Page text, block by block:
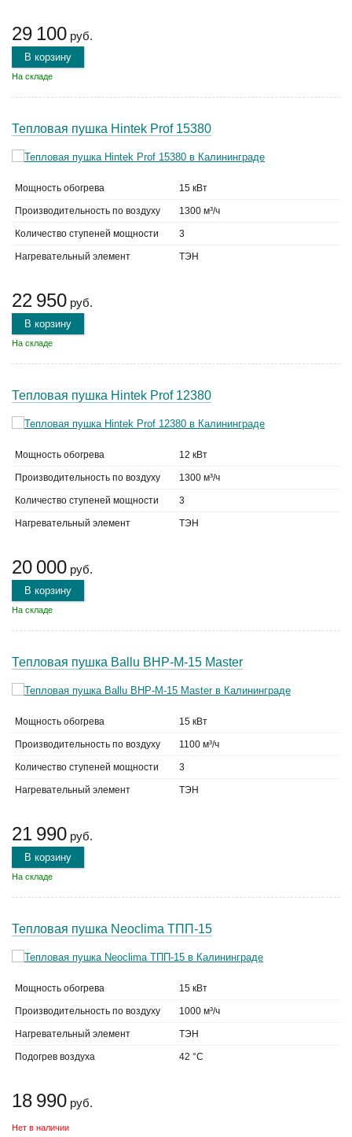
29 100 руб.
В корзину
На складе
Тепловая пушка Hintek Prof 15380
Мощность обогрева 15 кВт
Производительность по воздуху 1300 м³/ч
Количество ступеней мощности 3
Нагревательный элемент ТЭН
22 950 руб.
В корзину
На складе
Тепловая пушка Hintek Prof 12380
Мощность обогрева 12 кВт
Производительность по воздуху 1300 м³/ч
Количество ступеней мощности 3
Нагревательный элемент ТЭН
20 000 руб.
В корзину
На складе
Тепловая пушка Ballu BHP-M-15 Master
Мощность обогрева 15 кВт
Производительность по воздуху 1100 м³/ч
Количество ступеней мощности 3
Нагревательный элемент ТЭН
21 990 руб.
В корзину
На складе
Тепловая пушка Neoclima ТПП-15
Мощность обогрева 15 кВт
Производительность по воздуху 1000 м³/ч
Нагревательный элемент ТЭН
Подогрев воздуха 42 °C
18 990 руб.
Нет в наличии